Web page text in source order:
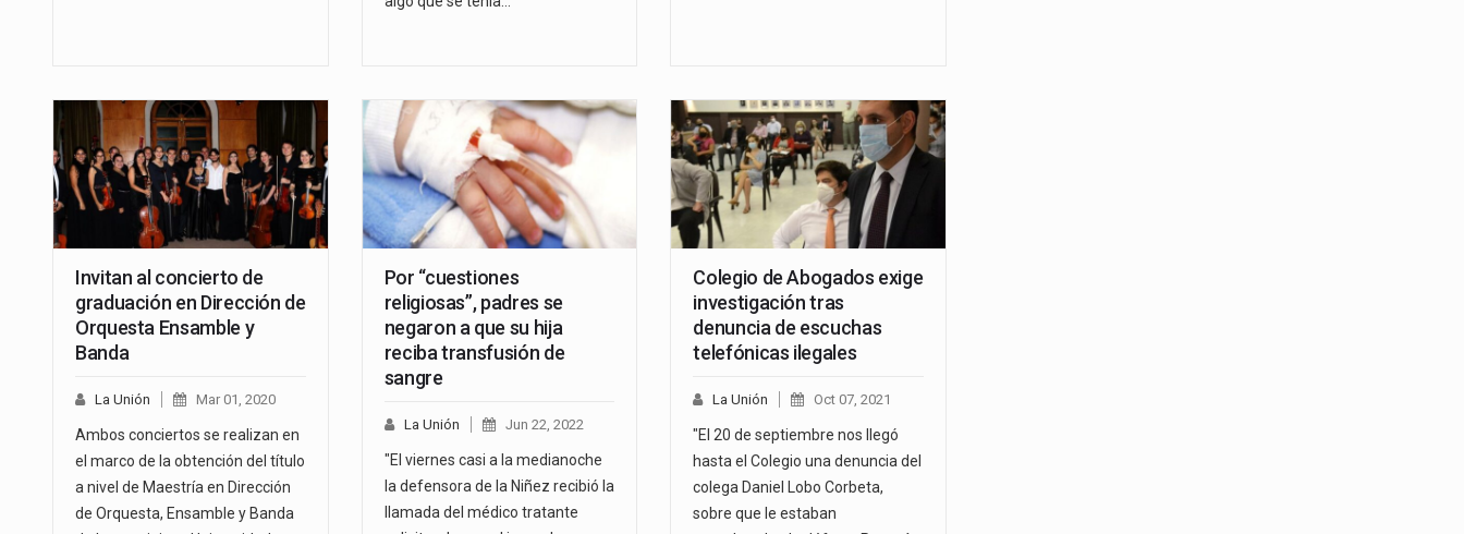
Invitan al concierto de
graduación en Dirección de
Orquesta Ensamble y
Banda
La Unión Mar 01, 2020
Ambos conciertos se realizan en
el marco de la obtención del título
a nivel de Maestría en Dirección
de Orquesta, Ensamble y Banda
Por “cuestiones
religiosas”, padres se
negaron a que su hija
reciba transfusión de
sangre
La Unión Jun 22, 2022
"El viernes casi a la medianoche
la defensora de la Niñez recibió la
llamada del médico tratante
Colegio de Abogados exige
investigación tras
denuncia de escuchas
telefónicas ilegales
La Unión Oct 07, 2021
"El 20 de septiembre nos llegó
hasta el Colegio una denuncia del
colega Daniel Lobo Corbeta,
sobre que le estaban